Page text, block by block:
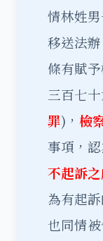
情林姓
移送法
條有賦
三百七
罪)， 檢
事項，
不起訴
為有起
也同情